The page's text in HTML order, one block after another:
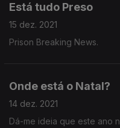
Está tudo Preso
15 dez. 2021
Prison Breaking News.
Onde está o Natal?
14 dez. 2021
Dá-me ideia que este ano